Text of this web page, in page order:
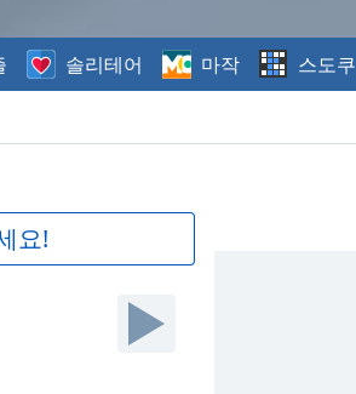
솔리테어 마작 스도쿠
요!